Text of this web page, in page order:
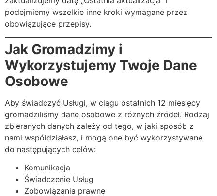
podejmiemy wszelkie inne kroki wymagane przez
obowiązujące przepisy.
Jak Gromadzimy i
Wykorzystujemy Twoje Dane
Osobowe
Aby świadczyć Usługi, w ciągu ostatnich 12 miesięcy
gromadziliśmy dane osobowe z różnych źródeł. Rodzaj
zbieranych danych zależy od tego, w jaki sposób z
nami współdziałasz, i mogą one być wykorzystywane
do następujących celów:
Komunikacja
Świadczenie Usług
Zobowiązania prawne